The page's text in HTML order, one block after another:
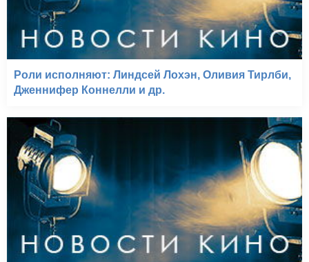
Роли исполняют: Линдсей Лохэн, Оливия Тирлби,
Дженнифер Коннелли и др.